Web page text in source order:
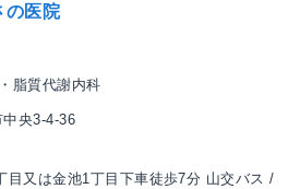
の医院
脂質代謝内科
央3-4-36
目又は金池1丁目下車徒歩7分 山交バス /